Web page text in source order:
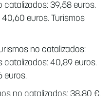
catalizados: 39,58 euros.
40,60 euros. Turismos
no catalizados:
catalizados: 40,89 euros.
euros.